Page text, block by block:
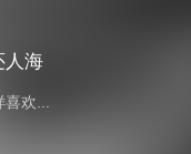
人海
欢...